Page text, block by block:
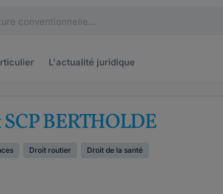
L'actualité juridique
BERTHOLDE
Droit routier Droit de la santé